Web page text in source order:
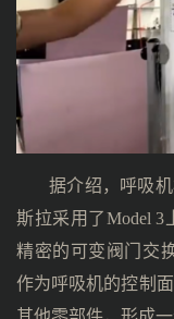
据介绍，呼吸
斯拉采用了Model
精密的可变阀门交
作为呼吸机的控制